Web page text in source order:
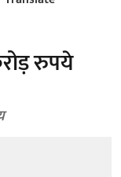
रुपये